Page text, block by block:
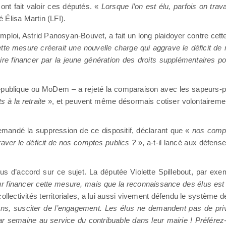
fait valoir ces députés. « Lorsque l’on est élu, parfois on
Élisa Martin (LFI).
Astrid Panosyan-Bouvet, a fait un long plaidoyer contre
mesure créerait une nouvelle charge qui aggrave le déficit de
financer par la jeune génération des droits supplémentaires
ou MoDem – a rejeté la comparaison avec les sapeurs-
à la retraite », et peuvent même désormais cotiser
la suppression de ce dispositif, déclarant que « nos
le déficit de nos comptes publics ?», a-t-il lancé aux
d’accord sur ce sujet. La députée Violette Spillebout, par
financer cette mesure, mais que la reconnaissance des élus
territoriales, a lui aussi vivement défendu le système
susciter de l’engagement. Les élus ne demandent pas de
semaine au service du contribuable dans leur mairie !